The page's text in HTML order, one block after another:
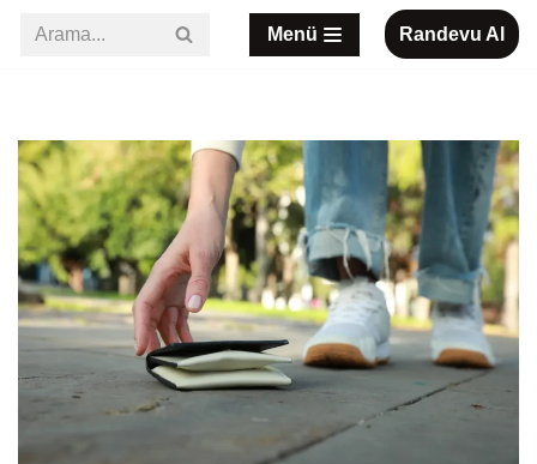
Menü Randevu Al